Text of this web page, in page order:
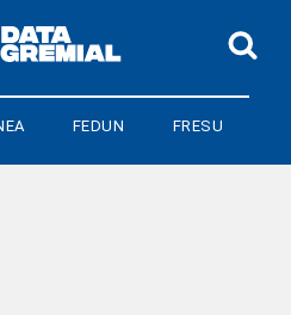
FEDUN FRESU